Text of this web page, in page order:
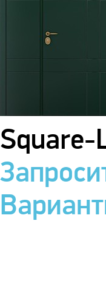
Square-